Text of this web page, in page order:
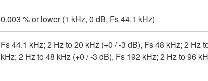
0.003 % or lower (1 kHz, 0 dB, Fs 44.1 kHz)
Fs 44.1 kHz; 2 Hz to 20 kHz (+0 / -3 dB), Fs 48 kHz; 2 Hz
kHz; 2 Hz to 48 kHz (+0 / -3 dB), Fs 192 kHz; 2 Hz to 96